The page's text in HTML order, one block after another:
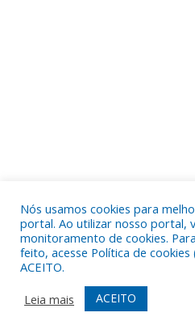
Nós usamos cookies para
portal. Ao utilizar nosso portal,
monitoramento de cookies.
feito, acesse Política de cookies
ACEITO.
Leia mais
ACEITO